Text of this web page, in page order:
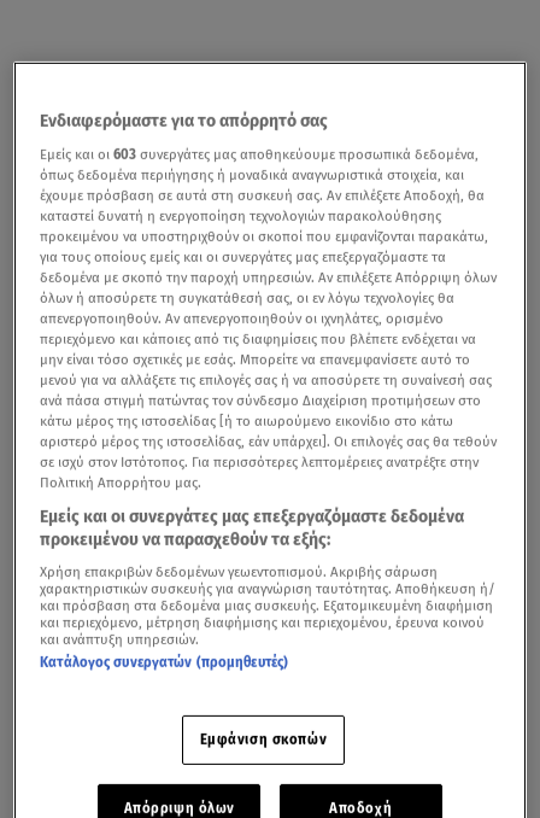
Ενδιαφερόμαστε για το απόρρητό σας
Εμείς και οι603 συνεργάτες μας αποθηκεύουμε προσωπικά δεδομένα,
όπως δεδομένα περιήγησης ή μοναδικά αναγνωριστικά στοιχεία, και
έχουμε πρόσβαση σε αυτά στη συσκευή σας. Αν επιλέξετε Αποδοχή, θα
καταστεί δυνατή η ενεργοποίηση τεχνολογιών παρακολούθησης
προκειμένου να υποστηριχθούν οι σκοποί που εμφανίζονται παρακάτω,
για τους οποίους εμείς και οι συνεργάτες μας επεξεργαζόμαστε τα
δεδομένα με σκοπό την παροχή υπηρεσιών. Αν επιλέξετε Απόρριψη όλων
όλων ή αποσύρετε τη συγκατάθεσή σας, οι εν λόγω τεχνολογίες θα
απενεργοποιηθούν. Αν απενεργοποιηθούν οι ιχνηλάτες, ορισμένο
περιεχόμενο και κάποιες από τις διαφημίσεις που βλέπετε ενδέχεται να
μην είναι τόσο σχετικές με εσάς. Μπορείτε να επανεμφανίσετε αυτό το
μενού για να αλλάξετε τις επιλογές σας ή να αποσύρετε τη συναίνεσή σας
ανά πάσα στιγμή πατώντας τον σύνδεσμο Διαχείριση προτιμήσεων στο
κάτω μέρος της ιστοσελίδας [ή το αιωρούμενο εικονίδιο στο κάτω
αριστερό μέρος της ιστοσελίδας, εάν υπάρχει]. Οι επιλογές σας θα τεθούν
σε ισχύ στον Ιστότοπος. Για περισσότερες λεπτομέρειες ανατρέξτε στην
Πολιτική Απορρήτου μας.
Εμείς και οι συνεργάτες μας επεξεργαζόμαστε δεδομένα
προκειμένου να παρασχεθούν τα εξής:
Χρήση επακριβών δεδομένων γεωεντοπισμού. Ακριβής σάρωση
χαρακτηριστικών συσκευής για αναγνώριση ταυτότητας. Αποθήκευση ή/
και πρόσβαση στα δεδομένα μιας συσκευής. Εξατομικευμένη διαφήμιση
και περιεχόμενο, μέτρηση διαφήμισης και περιεχομένου, έρευνα κοινού
και ανάπτυξη υπηρεσιών.
Κατάλογος συνεργατών (προμηθευτές)
Εμφάνιση σκοπών
Απόρριψη όλων Αποδοχή